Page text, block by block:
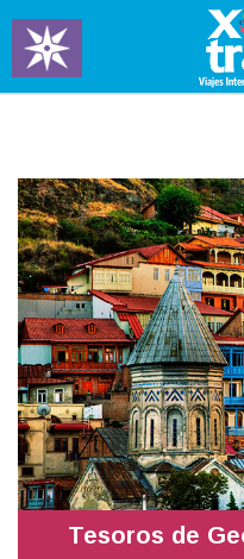
Tesoros de